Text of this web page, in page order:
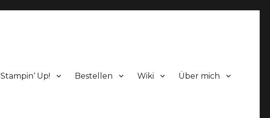
Stampin‘ Up! Bestellen Wiki Über mich